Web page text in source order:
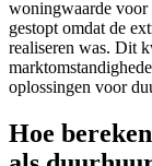
woningwaarde voor
gestopt omdat de
realiseren was. Dit
oplossingen voor
Hoe